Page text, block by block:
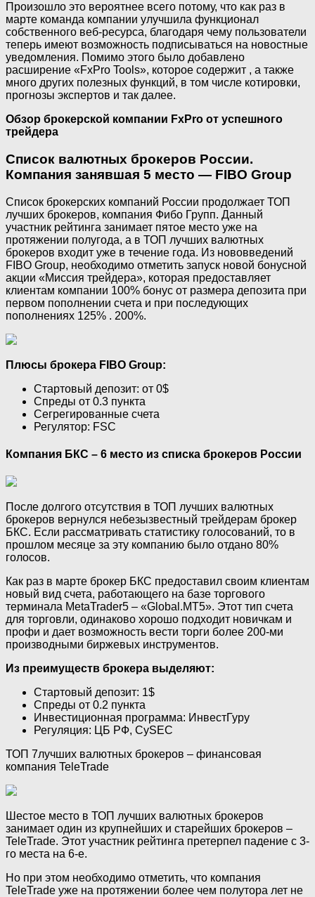
Произошло это вероятнее всего потому, что как раз в
марте команда компании улучшила функционал
собственного веб-ресурса, благодаря чему пользователи
теперь имеют возможность подписываться на новостные
уведомления. Помимо этого было добавлено
расширение «FxPro Tools», которое содержит , а также
много других полезных функций, в том числе котировки,
прогнозы экспертов и так далее.
Обзор брокерской компании FxPro от успешного
трейдера
Список валютных брокеров России.
Компания занявшая 5 место — FIBO Group
Список брокерских компаний России продолжает ТОП
лучших брокеров, компания Фибо Групп. Данный
участник рейтинга занимает пятое место уже на
протяжении полугода, а в ТОП лучших валютных
брокеров входит уже в течение года. Из нововведений
FIBO Group, необходимо отметить запуск новой бонусной
акции «Миссия трейдера», которая предоставляет
клиентам компании 100% бонус от размера депозита при
первом пополнении счета и при последующих
пополнениях 125% . 200%.
Плюсы брокера FIBO Group:
Стартовый депозит: от 0$
Спреды от 0.3 пункта
Сегрегированные счета
Регулятор: FSC
Компания БКС – 6 место из списка брокеров России
После долгого отсутствия в ТОП лучших валютных
брокеров вернулся небезызвестный трейдерам брокер
БКС. Если рассматривать статистику голосований, то в
прошлом месяце за эту компанию было отдано 80%
голосов.
Как раз в марте брокер БКС предоставил своим клиентам
новый вид счета, работающего на базе торгового
терминала MetaTrader5 – «Global.MT5». Этот тип счета
для торговли, одинаково хорошо подходит новичкам и
профи и дает возможность вести торги более 200-ми
производными биржевых инструментов.
Из преимуществ брокера выделяют:
Стартовый депозит: 1$
Спреды от 0.2 пункта
Инвестиционная программа: ИнвестГуру
Регуляция: ЦБ РФ, CySEC
ТОП 7лучших валютных брокеров – финансовая
компания TeleTrade
Шестое место в ТОП лучших валютных брокеров
занимает один из крупнейших и старейших брокеров –
TeleTrade. Этот участник рейтинга претерпел падение с 3-
го места на 6-е.
Но при этом необходимо отметить, что компания
TeleTrade уже на протяжении более чем полутора лет не